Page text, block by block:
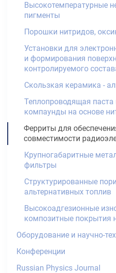
Высокотемпературные
пигменты
Порошки нитридов,
Установки для
и формирования
контролируемого
Скользкая керамика -
Теплопроводящая
компаунды на основе
Ферриты для
совместимости
Крупногабаритные
фильтры
Структурированные
альтернативных топлив
Высокоадгезионные
композитные покрытия
Оборудование и научно-
Конференции
Russian Physics Journal